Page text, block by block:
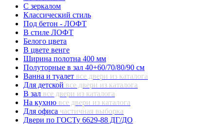
С зеркалом
Классический стиль
Под бетон - ЛОФТ
В стиле ЛОФТ
Белого цвета
В цвете венге
Ширина полотна 400 мм
Полуторные в зал 40+60/70/80/90 см
Ванна и туалет все двери из каталога
Для детской все двери из каталога
В зал все двери из каталога
На кухню все двери из каталога
Для офиса частичная выборка
Двери по ГОСТу 6629-88 ДГ/ДО